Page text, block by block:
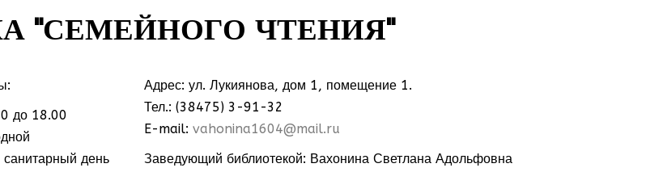
"СЕМЕЙНОГО ЧТЕНИЯ"
до 18.00
день
Адрес: ул. Лукиянова, дом 1, помещение 1.
Тел.: (38475) 3-91-32
E-mail: vahonina1604@mail.ru
Заведующий библиотекой: Вахонина Светлана Адольфовна